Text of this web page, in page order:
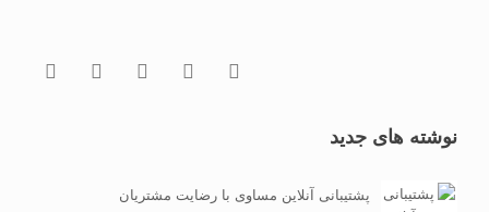
نوشته های جدید
پشتیبانی آنلاین مساوی با رضایت مشتریان